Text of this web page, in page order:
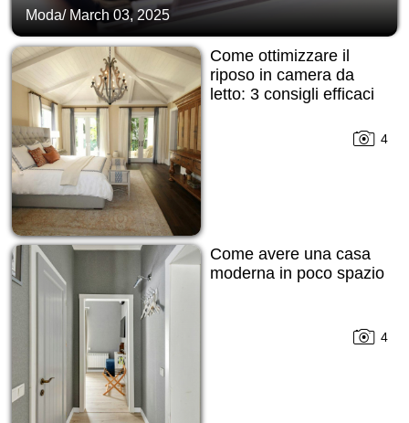
Moda/ March 03, 2025
Come ottimizzare il
riposo in camera da
letto: 3 consigli efficaci
4
Come avere una casa
moderna in poco spazio
4